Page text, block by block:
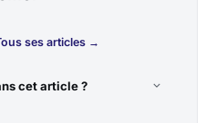
ses articles →
cet article ?